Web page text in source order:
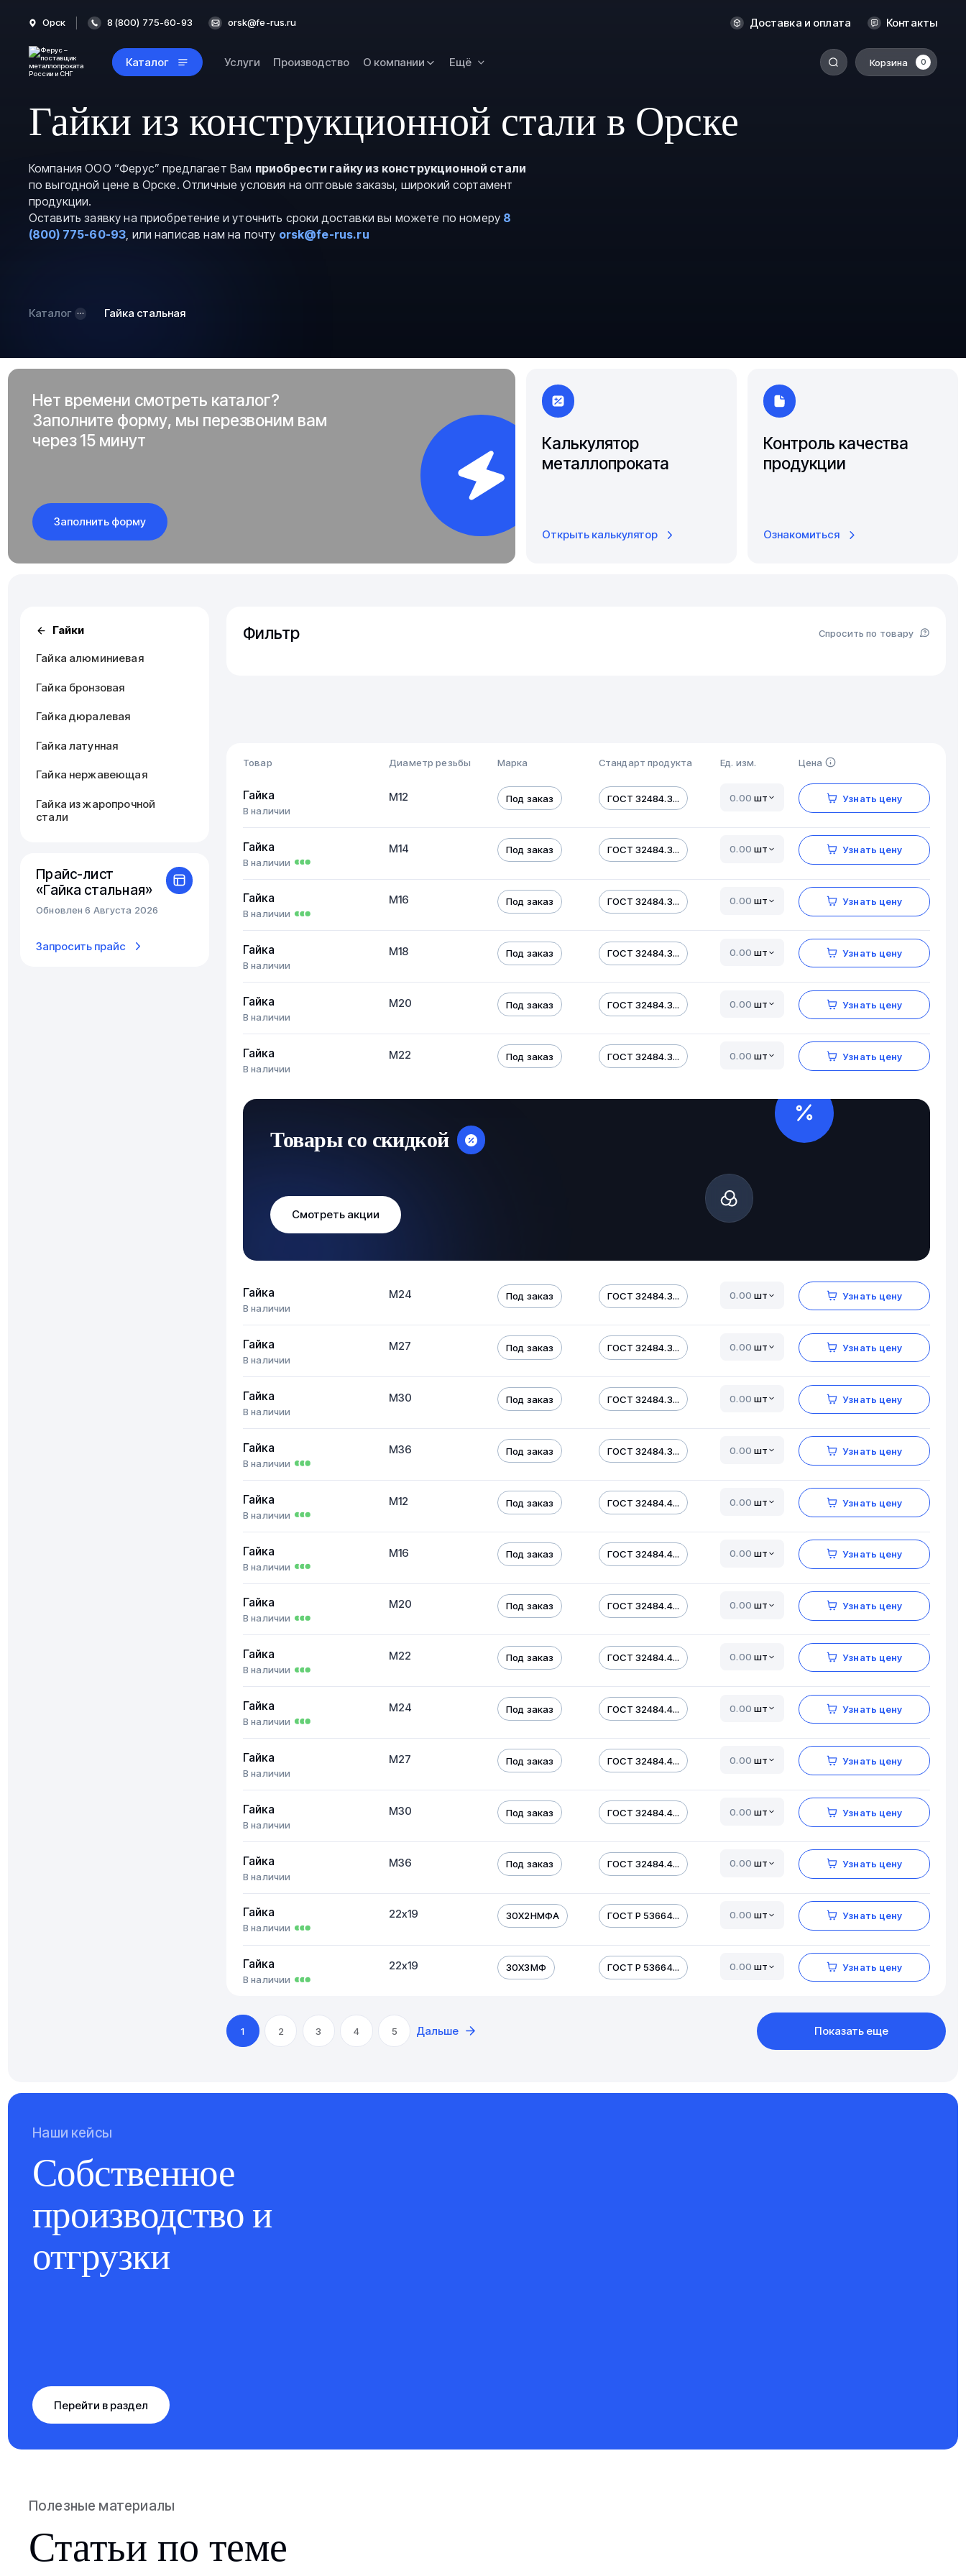
Орск 8 (800) 775-60-93 orsk@fe-rus.ru Доставка и оплата Контакты
Каталог Услуги Производство О компании Ещё Корзина 0
Оренбург
Пермь
Ростов-на-Дону
Рязань
Самара
Гайки из конструкционной стали в Орске
Компания ООО “Ферус” предлагает Вам приобрести гайку из конструкционной стали
по выгодной цене в Орске. Отличные условия на оптовые заказы, широкий сортамент
продукции.
Оставить заявку на приобретение и уточнить сроки доставки вы можете по номеру 8
(800) 775-60-93, или написав нам на почту orsk@fe-rus.ru
Каталог Гайка стальная
Нет времени смотреть каталог?
Заполните форму, мы перезвоним вам
через 15 минут
Заполнить форму
Калькулятор
металлопроката
Открыть калькулятор
Контроль качества
продукции
Ознакомиться
Гайки
Гайка алюминиевая
Гайка бронзовая
Гайка дюралевая
Гайка латунная
Гайка нержавеющая
Гайка из жаропрочной
стали
Прайс-лист
«Гайка стальная»
Обновлен 6 Августа 2026
Запросить прайс
Фильтр Спросить по товару
Товар Диаметр резьбы Марка Стандарт продукта Ед. изм. Цена
Гайка
В наличии
М12 Под заказ ГОСТ 32484.3... шт Узнать цену
Гайка
В наличии
М14 Под заказ ГОСТ 32484.3... шт Узнать цену
Гайка
В наличии
М16 Под заказ ГОСТ 32484.3... шт Узнать цену
Гайка
В наличии
М18 Под заказ ГОСТ 32484.3... шт Узнать цену
Гайка
В наличии
М20 Под заказ ГОСТ 32484.3... шт Узнать цену
Гайка
В наличии
М22 Под заказ ГОСТ 32484.3... шт Узнать цену
Товары со скидкой
Смотреть акции
Гайка
В наличии
М24 Под заказ ГОСТ 32484.3... шт Узнать цену
Гайка
В наличии
М27 Под заказ ГОСТ 32484.3... шт Узнать цену
Гайка
В наличии
М30 Под заказ ГОСТ 32484.3... шт Узнать цену
Гайка
В наличии
М36 Под заказ ГОСТ 32484.3... шт Узнать цену
Гайка
В наличии
М12 Под заказ ГОСТ 32484.4... шт Узнать цену
Гайка
В наличии
М16 Под заказ ГОСТ 32484.4... шт Узнать цену
Гайка
В наличии
М20 Под заказ ГОСТ 32484.4... шт Узнать цену
Гайка
В наличии
М22 Под заказ ГОСТ 32484.4... шт Узнать цену
Гайка
В наличии
М24 Под заказ ГОСТ 32484.4... шт Узнать цену
Гайка
В наличии
М27 Под заказ ГОСТ 32484.4... шт Узнать цену
Гайка
В наличии
М30 Под заказ ГОСТ 32484.4... шт Узнать цену
Гайка
В наличии
М36 Под заказ ГОСТ 32484.4... шт Узнать цену
Гайка
В наличии
22х19 30Х2НМФА ГОСТ Р 53664... шт Узнать цену
Гайка
В наличии
22х19 30Х3МФ ГОСТ Р 53664... шт Узнать цену
1 2 3 4 5 Дальше Показать еще
Наши кейсы
Собственное
производство и
отгрузки
Перейти в раздел
Полезные материалы
Статьи по теме